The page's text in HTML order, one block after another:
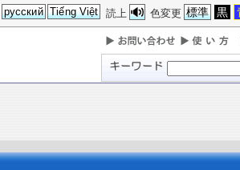
色変更 標準 黒
読上
русский Tiếng Việt